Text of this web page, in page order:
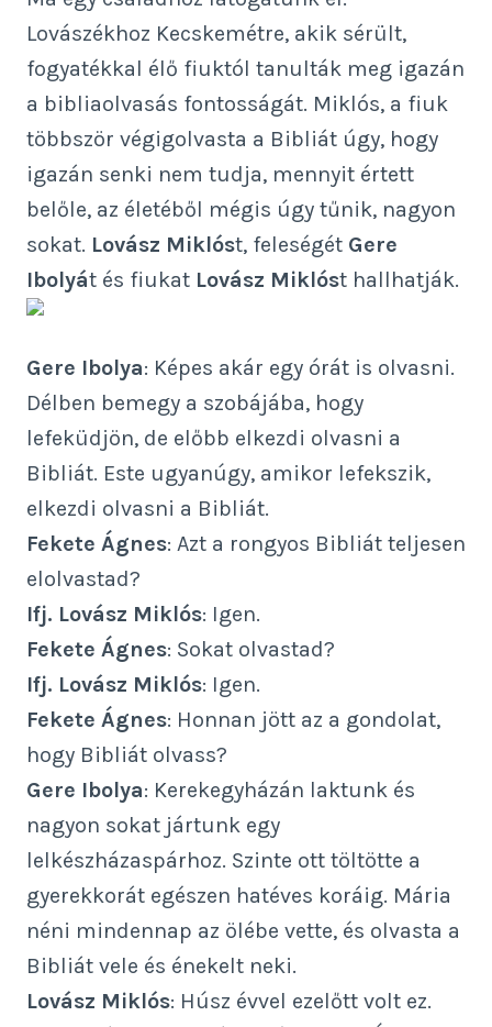
Lovászékhoz Kecskemétre, akik sérült,
fogyatékkal élő fiuktól tanulták meg igazán
a bibliaolvasás fontosságát. Miklós, a fiuk
többször végigolvasta a Bibliát úgy, hogy
igazán senki nem tudja, mennyit értett
belőle, az életéből mégis úgy tűnik, nagyon
sokat. Lovász Miklóst, feleségét Gere
Ibolyát és fiukat Lovász Miklóst hallhatják.
Gere Ibolya: Képes akár egy órát is olvasni.
Délben bemegy a szobájába, hogy
lefeküdjön, de előbb elkezdi olvasni a
Bibliát. Este ugyanúgy, amikor lefekszik,
elkezdi olvasni a Bibliát.
Fekete Ágnes: Azt a rongyos Bibliát teljesen
elolvastad?
Ifj. Lovász Miklós: Igen.
Fekete Ágnes: Sokat olvastad?
Ifj. Lovász Miklós: Igen.
Fekete Ágnes: Honnan jött az a gondolat,
hogy Bibliát olvass?
Gere Ibolya: Kerekegyházán laktunk és
nagyon sokat jártunk egy
lelkészházaspárhoz. Szinte ott töltötte a
gyerekkorát egészen hatéves koráig. Mária
néni mindennap az ölébe vette, és olvasta a
Bibliát vele és énekelt neki.
Lovász Miklós: Húsz évvel ezelőtt volt ez.